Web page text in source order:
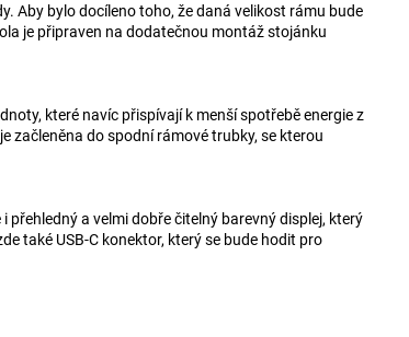
Aby bylo docíleno toho, že daná velikost rámu bude
je připraven na dodatečnou montáž stojánku
které navíc přispívají k menší spotřebě energie z
začleněna do spodní rámové trubky, se kterou
a velmi dobře čitelný barevný displej, který
také USB-C konektor, který se bude hodit pro